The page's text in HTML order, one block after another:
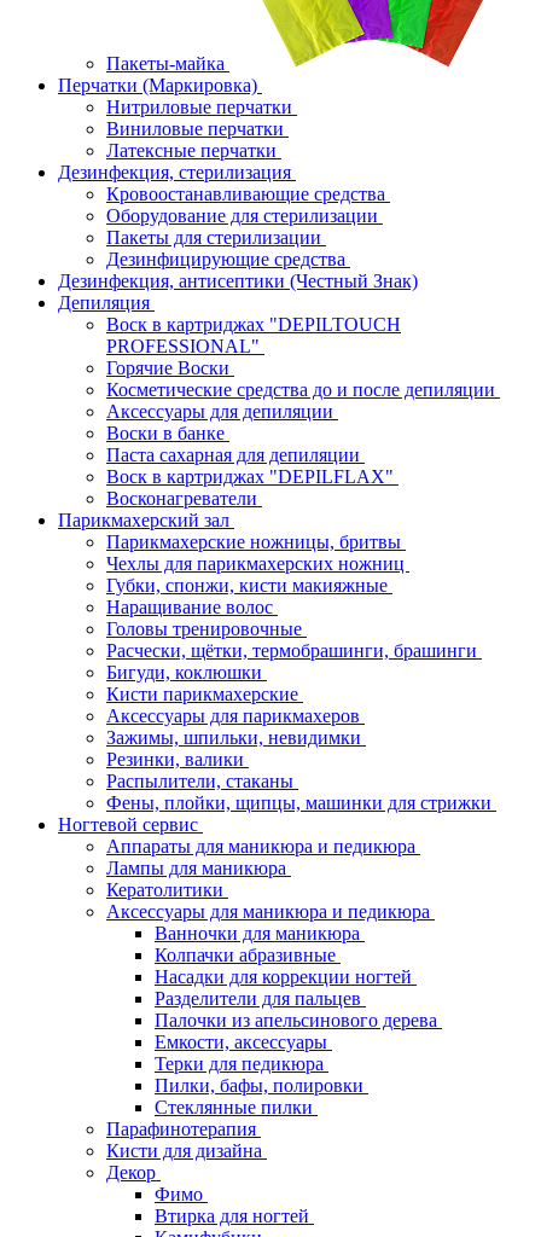
Пакеты-майка
Перчатки (Маркировка)
Нитриловые перчатки
Виниловые перчатки
Латексные перчатки
Дезинфекция, стерилизация
Кровоостанавливающие средства
Оборудование для стерилизации
Пакеты для стерилизации
Дезинфицирующие средства
Дезинфекция, антисептики (Честный Знак)
Депиляция
Воск в картриджах "DEPILTOUCH
PROFESSIONAL"
Горячие Воски
Косметические средства до и после депиляции
Аксессуары для депиляции
Воски в банке
Паста сахарная для депиляции
Воск в картриджах "DEPILFLAX"
Восконагреватели
Парикмахерский зал
Парикмахерские ножницы, бритвы
Чехлы для парикмахерских ножниц
Губки, спонжи, кисти макияжные
Наращивание волос
Головы тренировочные
Расчески, щётки, термобрашинги, брашинги
Бигуди, коклюшки
Кисти парикмахерские
Аксессуары для парикмахеров
Зажимы, шпильки, невидимки
Резинки, валики
Распылители, стаканы
Фены, плойки, щипцы, машинки для стрижки
Ногтевой сервис
Аппараты для маникюра и педикюра
Лампы для маникюра
Кератолитики
Аксессуары для маникюра и педикюра
Ванночки для маникюра
Колпачки абразивные
Насадки для коррекции ногтей
Разделители для пальцев
Палочки из апельсинового дерева
Емкости, аксессуары
Терки для педикюра
Пилки, бафы, полировки
Стеклянные пилки
Парафинотерапия
Кисти для дизайна
Декор
Фимо
Втирка для ногтей